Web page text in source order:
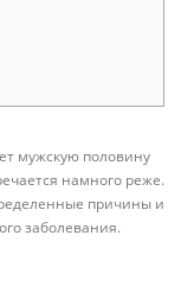
мужскую половину
намного реже.
причины и
заболевания.